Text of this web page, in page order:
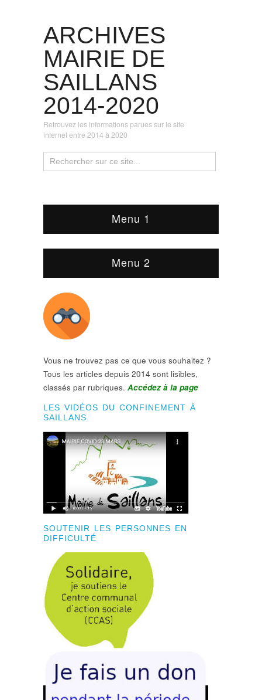
ARCHIVES
MAIRIE DE
SAILLANS
2014-2020
Retrouvez les informations parues sur le site
internet entre 2014 à 2020
Menu 1
Menu 2
Vous ne trouvez pas ce que vous souhaitez ?
Tous les articles depuis 2014 sont lisibles,
classés par rubriques. Accédez à la page
LES VIDÉOS DU CONFINEMENT À
SAILLANS
SOUTENIR LES PERSONNES EN
DIFFICULTÉ